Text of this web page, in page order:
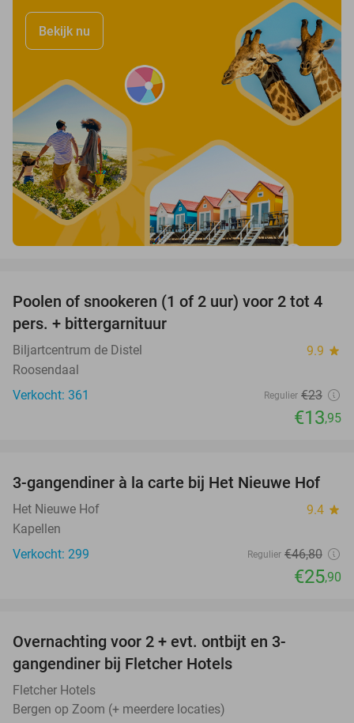
Bekijk nu
39%
Poolen of snookeren (1 of 2 uur) voor 2 tot 4
pers. + bittergarnituur
Biljartcentrum de Distel 9.9 star
Roosendaal
Verkocht: 361
Regulier €23
€13,95
45%
3-gangendiner à la carte bij Het Nieuwe Hof
Het Nieuwe Hof 9.4 star
Kapellen
Verkocht: 299
Regulier €46,80
€25,90
Overnachting voor 2 + evt. ontbijt en 3-
gangendiner bij Fletcher Hotels
Fletcher Hotels
Bergen op Zoom (+ meerdere locaties)